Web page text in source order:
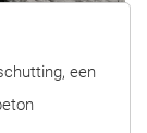
een